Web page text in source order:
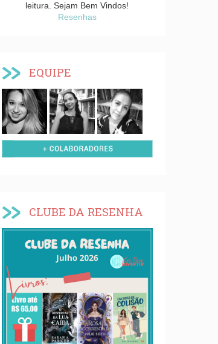
leitura. Sejam Bem Vindos!
Resenhas
EQUIPE
CLUBE DA RESENHA